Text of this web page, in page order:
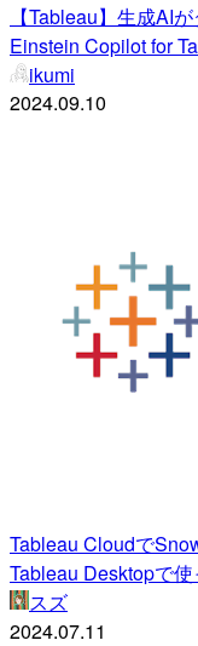
【Tableau】生成AI
Einstein Copilot for
ikumi
2024.09.10
Tableau Cloudで
Tableau Desktopで
スズ
2024.07.11